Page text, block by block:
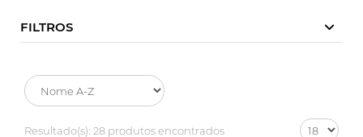
FILTROS
Resultado(s): 28 produtos encontrados